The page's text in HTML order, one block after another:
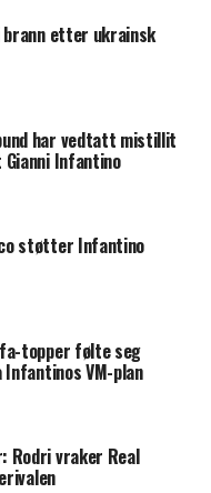
etter ukrainsk
har vedtatt mistillit
Infantino
støtter Infantino
topper følte seg
VM-plan
Rodri vraker Real